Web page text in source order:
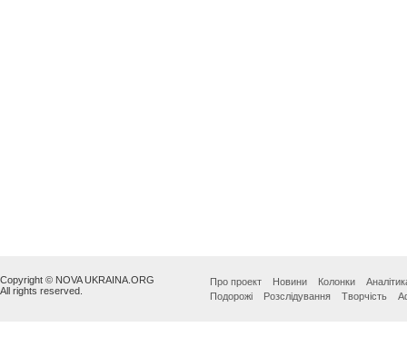
Copyright © NOVA UKRAINA.ORG
All rights reserved.
Про проект Новини Колонки
Подорожі
Розслідування Творчість